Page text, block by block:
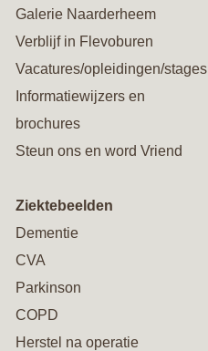
Galerie Naarderheem
Verblijf in Flevoburen
Vacatures/opleidingen/stages
Informatiewijzers en
brochures
Steun ons en word Vriend
Ziektebeelden
Dementie
CVA
Parkinson
COPD
Herstel na operatie